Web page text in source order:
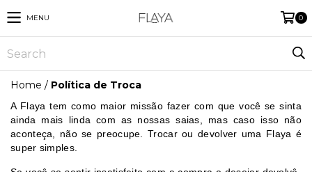
MENU 0
Home / Política de Troca
A Flaya tem como maior missão fazer com que você se sinta
ainda mais linda com as nossas saias, mas caso isso não
aconteça, não se preocupe. Trocar ou devolver uma Flaya é
super simples.